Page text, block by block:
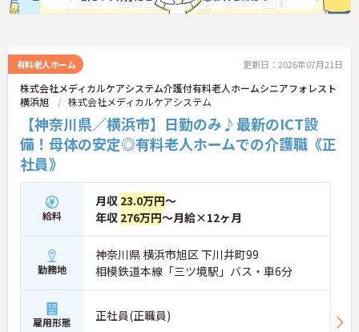
・AI音声入力システムや睡眠見守りセンサーなどのI
CT設備を導入し、記録業務や夜間の見守り負担を軽
減しています
・インカムを通じてスタッフ同士が常に連携できる
体制により、一人で悩むことなく安心して業務に取
り組めます
【介護福祉士の資格を活かして高い収入水準が期待
できます】
・介護福祉士に特化した処遇改善手当が支給され、
高い給与水準を実現しています
・お持ちの専門資格がしっかり評価され毎月の給与
に還元されることで、やりがいを持って日々の業務
に臨めます
【研修制度でキャリアの選択肢が広がります】
・階層別のマネジメント研修も用意されているた
め、現場でのスキルアップだけでなく将来の管理者
を目指すことも可能です
有料老人ホーム 更新日：2026年07月21日
株式会社メディカルケアシステム介護付有料老人ホームシニアフォレスト
横浜旭
株式会社メディカルケアシステム
【神奈川県／横浜市】日勤のみ♪最新のICT設
備！母体の安定◎有料老人ホームでの介護職《正
社員》
給料
月収 23.0万円～
年収 276万円～月給×12ヶ月
勤務地
神奈川県 横浜市旭区 下川井町99
相模鉄道本線「三ツ境駅」バス・車6分
雇用形態 正社員(正職員)